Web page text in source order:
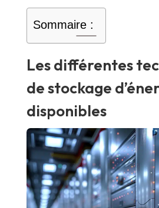
Sommaire :
Les différentes
de stockage
disponibles